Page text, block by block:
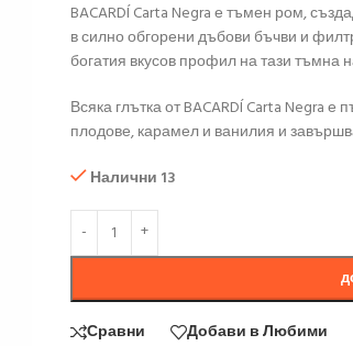
BACARDÍ Carta Negra е тъмен ром,
в силно обгорени дъбови бъчви и
богатия вкусов профил на тази тъмна
Всяка глътка от BACARDÍ Carta Negra
плодове, карамел и ванилия и
Налични 13
Сравни Добави в Любими